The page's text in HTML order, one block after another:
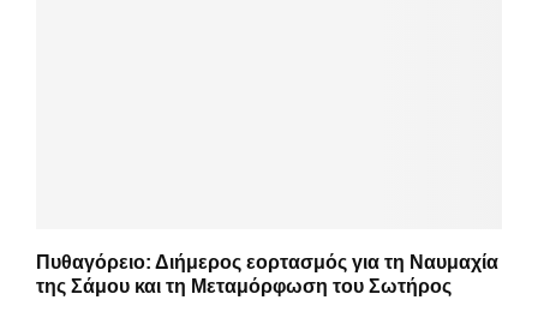
Πυθαγόρειο: Διήμερος εορτασμός για τη Ναυμαχία
της Σάμου και τη Μεταμόρφωση του Σωτήρος